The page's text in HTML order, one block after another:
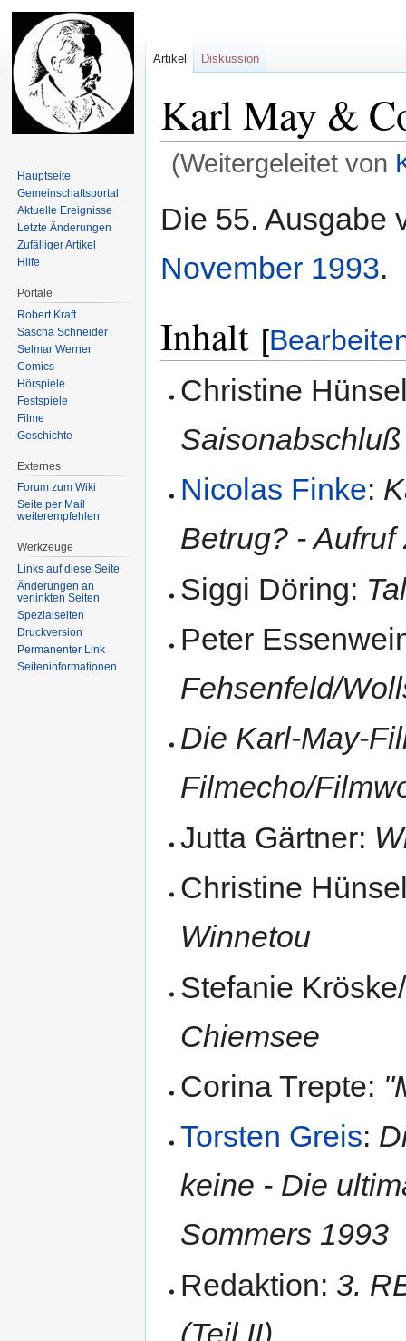
Karl May &
(Weitergeleitet von
Navigation
Suche
Die 55. Ausgabe
November 1993.
Inhalt [
Christine
Nicolas Finke:
Betrug? -
Siggi Döring:
Peter
Fehsenfeld/
Die Karl-May-
Filmecho/
Jutta Gärtner:
Christine
Winnetou
Stefanie
Chiemsee
Corina Trepte:
Torsten Greis:
keine - Die
Sommers 1993
Redaktion: 3.
(Teil II)
Artikel Diskussion
Hauptseite
Gemeinschafts­portal
Aktuelle Ereignisse
Letzte Änderungen
Zufälliger Artikel
Hilfe
Portale
Robert Kraft
Sascha Schneider
Selmar Werner
Comics
Hörspiele
Festspiele
Filme
Geschichte
Externes
Forum zum Wiki
Seite per Mail
weiterempfehlen
Werkzeuge
Links auf diese Seite
Änderungen an
verlinkten Seiten
Spezialseiten
Druckversion
Permanenter Link
Seiten­informationen